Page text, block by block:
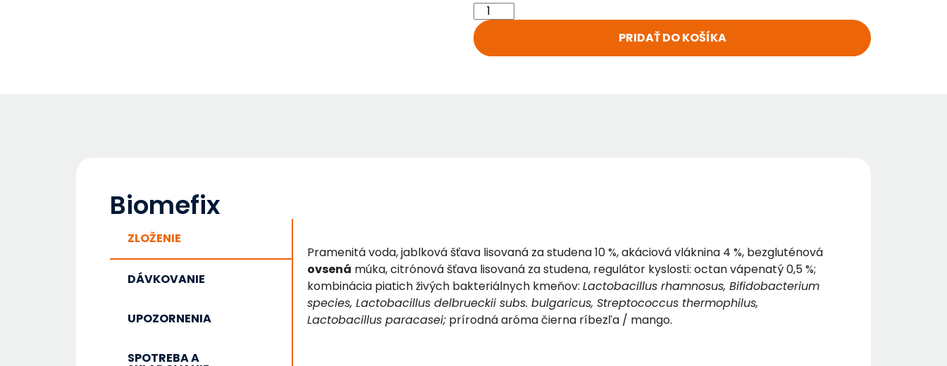
PRIDAŤ DO KOŠÍKA
Biomefix
ZLOŽENIE
DÁVKOVANIE
UPOZORNENIA
SPOTREBA A
Pramenitá voda, jablková šťava lisovaná za studena 10 %, akáciová vláknina 4 %, bezgluténová
ovsená múka, citrónová šťava lisovaná za studena, regulátor kyslosti: octan vápenatý 0,5 %;
kombinácia piatich živých bakteriálnych kmeňov: Lactobacillus rhamnosus, Bifidobacterium
species, Lactobacillus delbrueckii subs. bulgaricus, Streptococcus thermophilus,
Lactobacillus paracasei;prírodná aróma čierna ríbezľa / mango.